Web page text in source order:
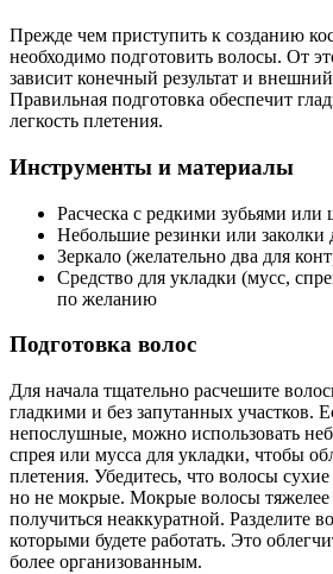
Прежде чем приступить к созданию
необходимо подготовить волосы. От
зависит конечный результат и
Правильная подготовка обеспечит
легкость плетения.
Инструменты и материалы
Расческа с редкими зубьями или
Небольшие резинки или заколки
Зеркало (желательно два для
Средство для укладки (мусс,
по желанию
Подготовка волос
Для начала тщательно расчешите
гладкими и без запутанных участков.
непослушные, можно использовать
спрея или мусса для укладки, чтобы
плетения. Убедитесь, что волосы
но не мокрые. Мокрые волосы тяжелее
получиться неаккуратной. Разделите
которыми будете работать. Это
более организованным.